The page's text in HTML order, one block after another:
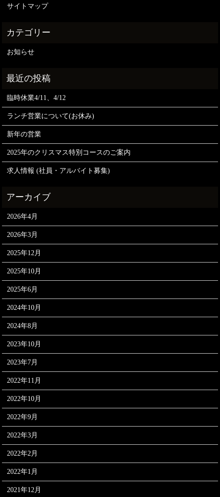
サイトマップ
お知らせ
臨時休業4/11、4/12
ランチ営業について(お休み)
新年の営業
2025年のクリスマス特別コースのご案内
求人情報 (社員・アルバイト募集)
2026年4月
2026年3月
2025年12月
2025年10月
2025年6月
2024年10月
2024年8月
2023年10月
2023年7月
2022年11月
2022年10月
2022年9月
2022年3月
2022年2月
2022年1月
2021年12月